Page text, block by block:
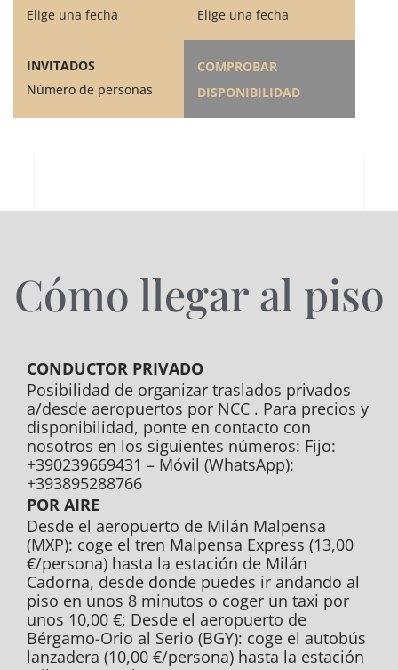
Elige una fecha
Elige una fecha
INVITADOS
Número de personas
COMPROBAR
DISPONIBILIDAD
Cómo llegar al piso
CONDUCTOR PRIVADO
Posibilidad de organizar traslados privados
a/desde aeropuertos por NCC . Para precios y
disponibilidad, ponte en contacto con
nosotros en los siguientes números: Fijo:
+390239669431 – Móvil (WhatsApp):
+393895288766
POR AIRE
Desde el aeropuerto de Milán Malpensa
(MXP): coge el tren Malpensa Express (13,00
€/persona) hasta la estación de Milán
Cadorna, desde donde puedes ir andando al
piso en unos 8 minutos o coger un taxi por
unos 10,00 €; Desde el aeropuerto de
Bérgamo-Orio al Serio (BGY): coge el autobús
lanzadera (10,00 €/persona) hasta la estación